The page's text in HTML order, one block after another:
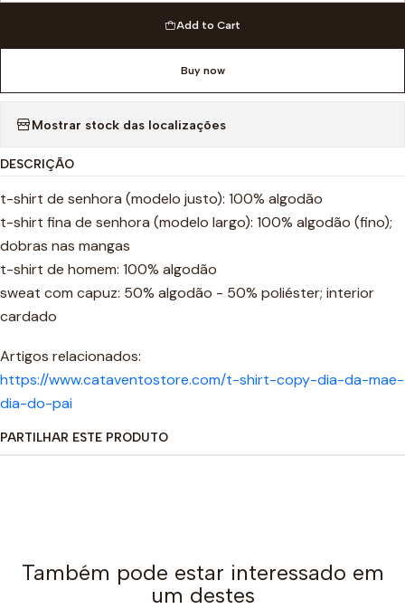
Add to Cart
Buy now
Mostrar stock das localizações
DESCRIÇÃO
t-shirt de senhora (modelo justo): 100% algodão
t-shirt fina de senhora (modelo largo): 100% algodão (fino);
dobras nas mangas
t-shirt de homem: 100% algodão
sweat com capuz: 50% algodão - 50% poliéster; interior
cardado
Artigos relacionados:
https://www.cataventostore.com/t-shirt-copy-dia-da-mae-
dia-do-pai
PARTILHAR ESTE PRODUTO
Também pode estar interessado em
um destes